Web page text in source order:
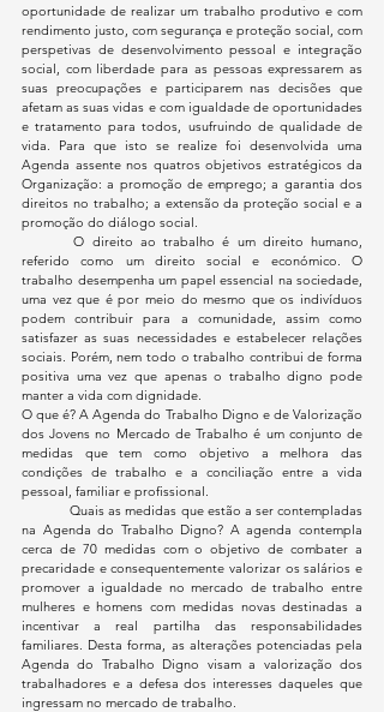
oportunidade de realizar um trabalho produtivo e com
rendimento justo, com segurança e proteção social, com
perspetivas de desenvolvimento pessoal e integração
social, com liberdade para as pessoas expressarem as
suas preocupações e participarem nas decisões que
afetam as suas vidas e com igualdade de oportunidades
e tratamento para todos, usufruindo de qualidade de
vida. Para que isto se realize foi desenvolvida uma
Agenda assente nos quatros objetivos estratégicos da
Organização: a promoção de emprego; a garantia dos
direitos no trabalho; a extensão da proteção social e a
promoção do diálogo social.
	O direito ao trabalho é um direito humano,
referido como um direito social e económico. O
trabalho desempenha um papel essencial na sociedade,
uma vez que é por meio do mesmo que os indivíduos
podem contribuir para a comunidade, assim como
satisfazer as suas necessidades e estabelecer relações
sociais. Porém, nem todo o trabalho contribui de forma
positiva uma vez que apenas o trabalho digno pode
manter a vida com dignidade.
O que é? A Agenda do Trabalho Digno e de Valorização
dos Jovens no Mercado de Trabalho é um conjunto de
medidas que tem como objetivo a melhora das
condições de trabalho e a conciliação entre a vida
pessoal, familiar e profissional.
	Quais as medidas que estão a ser contempladas
na Agenda do Trabalho Digno? A agenda contempla
cerca de 70 medidas com o objetivo de combater a
precaridade e consequentemente valorizar os salários e
promover a igualdade no mercado de trabalho entre
mulheres e homens com medidas novas destinadas a
incentivar a real partilha das responsabilidades
familiares. Desta forma, as alterações potenciadas pela
Agenda do Trabalho Digno visam a valorização dos
trabalhadores e a defesa dos interesses daqueles que
ingressam no mercado de trabalho.